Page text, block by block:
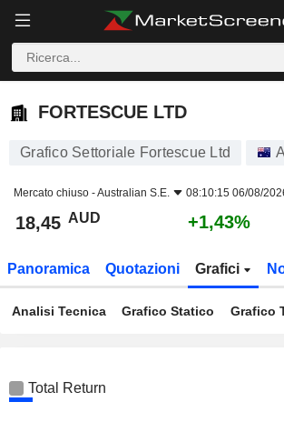
FORTESCUE LTD
FORTESCUE LTD
Grafico Settoriale Fortescue Ltd
Mercato chiuso -Australian S.E. 08:10:15 06/08/
18,45 AUD +1,43%
Panoramica Quotazioni Grafici
Analisi Tecnica Grafico Statico Grafico
Total Return